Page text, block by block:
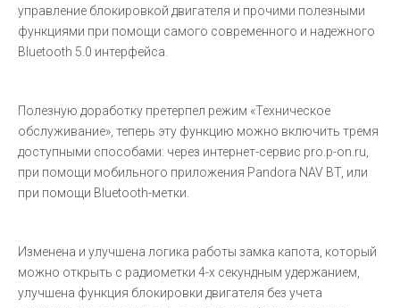
управление блокировкой двигателя и прочими полезными
функциями при помощи самого современного и надежного
Bluetooth 5.0 интерфейса.
Полезную доработку претерпел режим «Техническое
обслуживание», теперь эту функцию можно включить тремя
доступными способами: через интернет-сервис pro.p-on.ru,
при помощи мобильного приложения Pandora NAV BT, или
при помощи Bluetooth-метки.
Изменена и улучшена логика работы замка капота, который
можно открыть с радиометки 4-х секундным удержанием,
улучшена функция блокировки двигателя без учета